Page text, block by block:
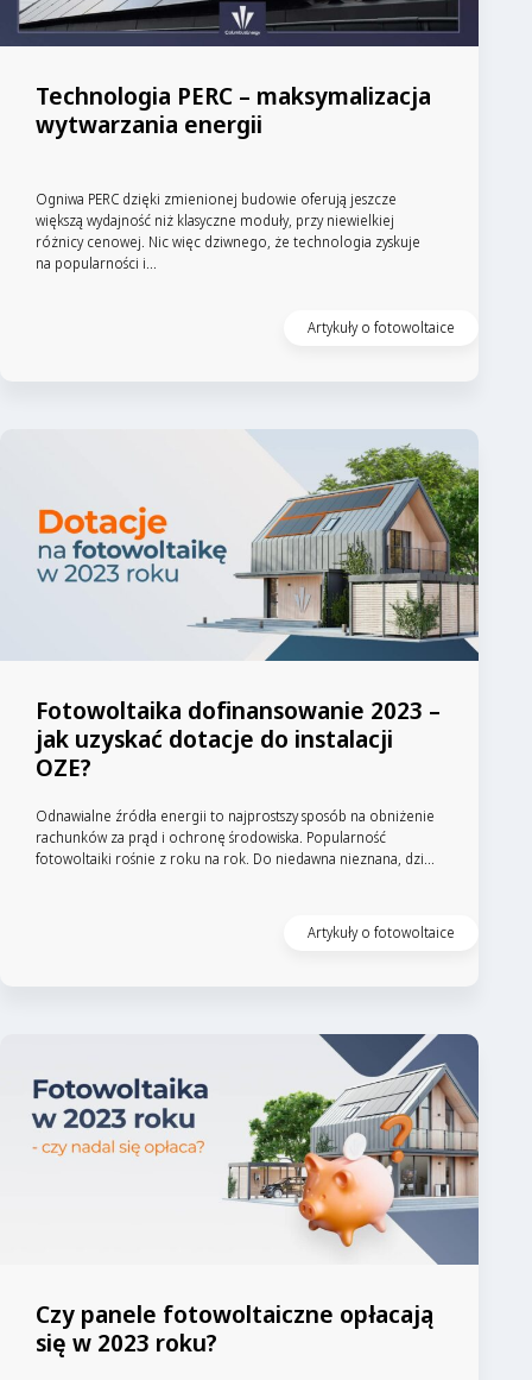
Technologia PERC – maksymalizacja
wytwarzania energii
Ogniwa PERC dzięki zmienionej budowie oferują jeszcze
większą wydajność niż klasyczne moduły, przy niewielkiej
różnicy cenowej. Nic więc dziwnego, że technologia zyskuje
na popularności i...
Artykuły o fotowoltaice
Fotowoltaika dofinansowanie 2023 –
jak uzyskać dotacje do instalacji
OZE?
Odnawialne źródła energii to najprostszy sposób na obniżenie
rachunków za prąd i ochronę środowiska. Popularność
fotowoltaiki rośnie z roku na rok. Do niedawna nieznana, dzi...
Artykuły o fotowoltaice
Czy panele fotowoltaiczne opłacają
się w 2023 roku?